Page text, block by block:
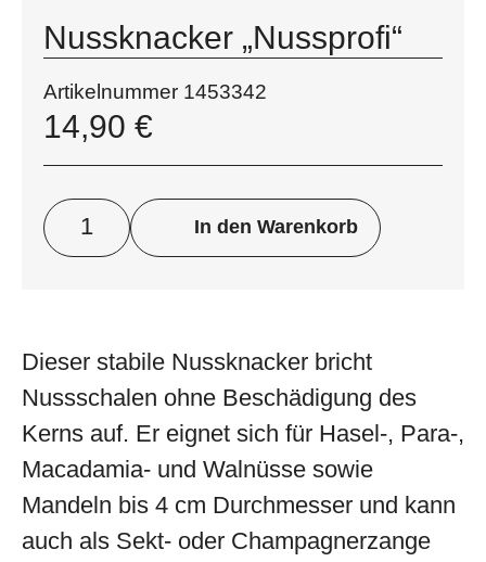
Nussknacker „Nussprofi“
Artikelnummer 1453342
14,90 €
In den Warenkorb
Dieser stabile Nussknacker bricht
Nussschalen ohne Beschädigung des
Kerns auf. Er eignet sich für Hasel-, Para-,
Macadamia- und Walnüsse sowie
Mandeln bis 4 cm Durchmesser und kann
auch als Sekt- oder Champagnerzange